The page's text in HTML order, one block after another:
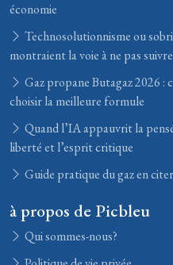
économie
Technosolutionnisme ou
montraient la voie à ne pas
Gaz propane Butagaz 2026 :
choisir la meilleure formule
Quand l’IA appauvrit la
liberté et l’esprit critique
Guide pratique du gaz en
à propos de Picbleu
Qui sommes-nous?